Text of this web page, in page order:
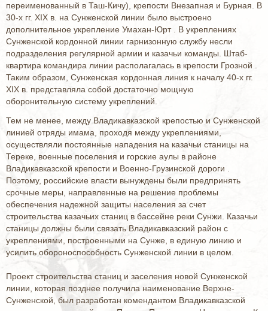
переименованный в Таш-Кичу), крепости Внезапная и Бурная. В
30-х гг. XIX в. на Сунженской линии было выстроено
дополнительное укрепление Умахан-Юрт . В укреплениях
Сунженской кордонной линии гарнизонную службу несли
подразделения регулярной армии и казачьи команды. Штаб-
квартира командира линии располагалась в крепости Грозной .
Таким образом, Сунженская кордонная линия к началу 40-х гг.
XIX в. представляла собой достаточно мощную
оборонительную систему укреплений.
Тем не менее, между Владикавказской крепостью и Сунженской
линией отряды имама, проходя между укреплениями,
осуществляли постоянные нападения на казачьи станицы на
Тереке, военные поселения и горские аулы в районе
Владикавказской крепости и Военно-Грузинской дороги .
Поэтому, российские власти вынуждены были предпринять
срочные меры, направленные на решение проблемы
обеспечения надежной защиты населения за счет
строительства казачьих станиц в бассейне реки Сунжи. Казачьи
станицы должны были связать Владикавказский район с
укреплениями, построенными на Сунже, в единую линию и
усилить обороноспособность Сунженской линии в целом.
Проект строительства станиц и заселения новой Сунженской
линии, которая позднее получила наименование Верхне-
Сунженской, был разработан комендантом Владикавказской